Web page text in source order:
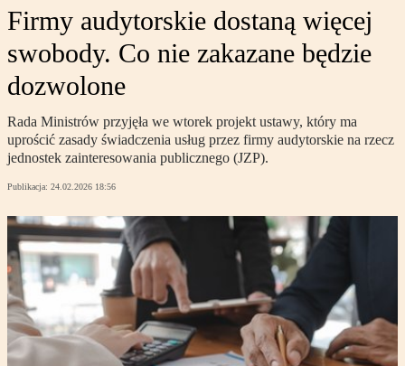
Firmy audytorskie dostaną więcej
swobody. Co nie zakazane będzie
dozwolone
Rada Ministrów przyjęła we wtorek projekt ustawy, który ma
uprościć zasady świadczenia usług przez firmy audytorskie na rzecz
jednostek zainteresowania publicznego (JZP).
Publikacja: 24.02.2026 18:56